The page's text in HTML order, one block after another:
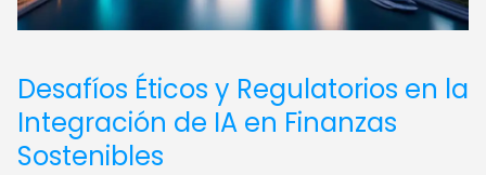
Desafíos Éticos y Regulatorios en la
Integración de IA en Finanzas
Sostenibles